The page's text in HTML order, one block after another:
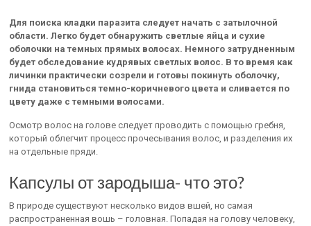
Для поиска кладки паразита следует начать с затылочной
области. Легко будет обнаружить светлые яйца и сухие
оболочки на темных прямых волосах. Немного затрудненным
будет обследование кудрявых светлых волос. В то время как
личинки практически созрели и готовы покинуть оболочку,
гнида становиться темно-коричневого цвета и сливается по
цвету даже с темными волосами.
Осмотр волос на голове следует проводить с помощью гребня,
который облегчит процесс прочесывания волос, и разделения их
на отдельные пряди.
Капсулы от зародыша- что это?
В природе существуют несколько видов вшей, но самая
распространенная вошь – головная. Попадая на голову человеку,